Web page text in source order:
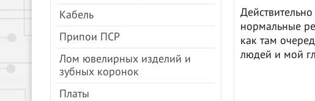
Кабель
Припои ПСР
Лом ювелирных изделий и
зубных коронок
Платы
все быстро.
нормальные
как там
людей и мой